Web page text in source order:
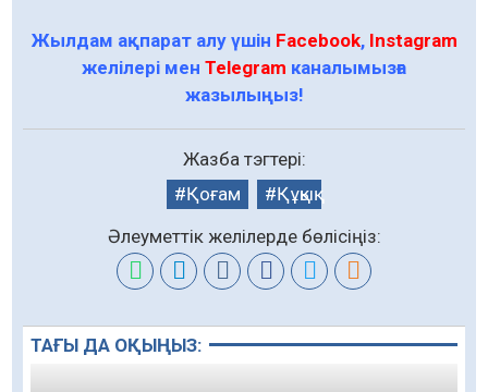
Жылдам ақпарат алу үшін Facebook, Instagram
желілері мен Telegram каналымызға
жазылыңыз!
Жазба тэгтері:
Қоғам
Құқық
Әлеуметтік желілерде бөлісіңіз:
ТАҒЫ ДА ОҚЫҢЫЗ: